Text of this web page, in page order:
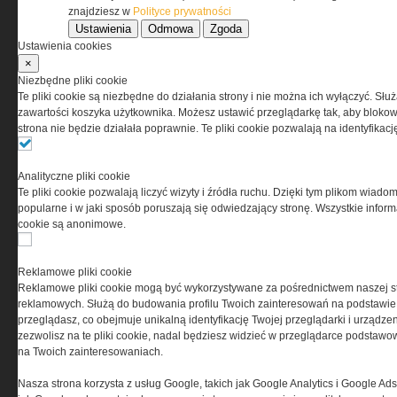
Korzystanie z portalu jest równoznaczne
przez Grupa MEDIUM Spółka z ograniczoną
odpowiedzialnością Spółka komandytowa, nr KRS:
0000537655, NIP 1132860378, REGON 146393437
(zwana dalej Grupa MEDIUM) w postaci Regulaminu.
Ta witryna wykorzystuje pliki cookies do przechowywania
informacji na Twoim komputerze. Pliki cookies stosujemy
w celu świadczenia usług na najwyższym poziomie,
w tym w sposób dostosowany do indywidualnych potrzeb.
cookies oznacza, że będą one zamieszczane w Twoim
urządzeniu końcowym. W każdym momencie możesz
znajdziesz w Polityce prywatności
Ustawienia Odmowa Zgoda
Ustawienia cookies
×
Niezbędne pliki cookie
Te pliki cookie są niezbędne do działania strony i nie można ich wyłączyć.
zawartości koszyka użytkownika. Możesz ustawić przeglądarkę tak, aby
strona nie będzie działała poprawnie. Te pliki cookie pozwalają na
Analityczne pliki cookie
Te pliki cookie pozwalają liczyć wizyty i źródła ruchu. Dzięki tym plikom
popularne i w jaki sposób poruszają się odwiedzający stronę. Wszystkie
cookie są anonimowe.
Reklamowe pliki cookie
Reklamowe pliki cookie mogą być wykorzystywane za pośrednictwem naszej
reklamowych. Służą do budowania profilu Twoich zainteresowań na
przeglądasz, co obejmuje unikalną identyfikację Twojej przeglądarki i
zezwolisz na te pliki cookie, nadal będziesz widzieć w przeglądarce
na Twoich zainteresowaniach.
Nasza strona korzysta z usług Google, takich jak Google Analytics i Google